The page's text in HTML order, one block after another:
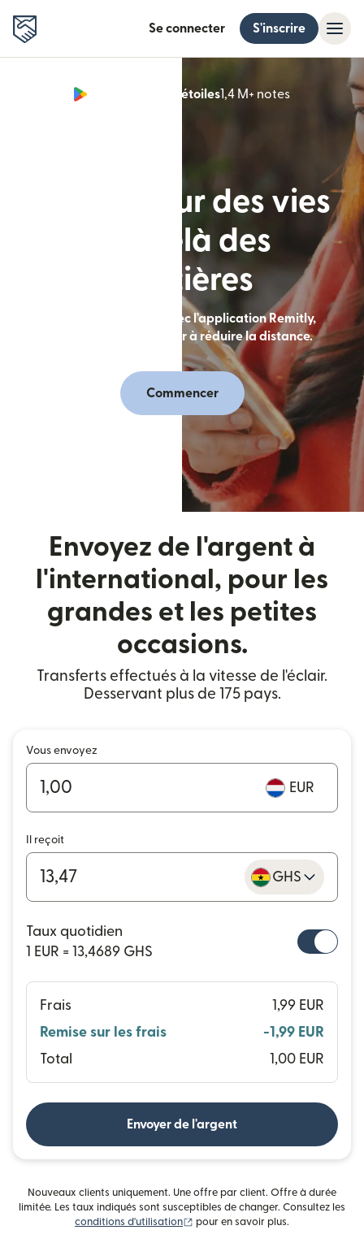
Se connecter S'inscrire
Google Play 4,8 étoiles1,4 M+ notes
(s'ouvre
Conçu pour des vies
au-delà des
frontières
Envoyez de l'argent avec l'application Remitly,
conçue pour vous aider à réduire la distance.
Commencer
Envoyez de l'argent à
l'international, pour les
grandes et les petites
occasions.
Transferts effectués à la vitesse de l'éclair.
Desservant plus de 175 pays.
Vous envoyez
EUR
Il reçoit
GHS
Taux quotidien
1 EUR = 13,4689 GHS
Frais
1,99 EUR
Remise sur les frais
-1,99 EUR
Total
1,00 EUR
Envoyer de l'argent
Nouveaux clients uniquement. Une offre par client. Offre à durée
limitée. Les taux indiqués sont susceptibles de changer. Consultez les
conditions d'utilisation
(s'ouvre dans une nouvelle fenêtre)
pour en savoir plus.